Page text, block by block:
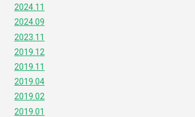
2024.11
2024.09
2023.11
2019.12
2019.11
2019.04
2019.02
2019.01